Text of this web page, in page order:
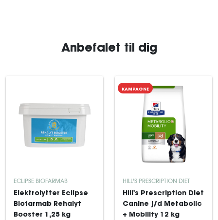
Anbefalet til dig
ECLIPSE BIOFARMAB
Elektrolytter Eclipse
Biofarmab Rehalyt
Booster 1,25 kg
KAMPAGNE
HILL'S PRESCRIPTION DIET
Hill's Prescription Diet
Canine j/d Metabolic
+ Mobility 12 kg